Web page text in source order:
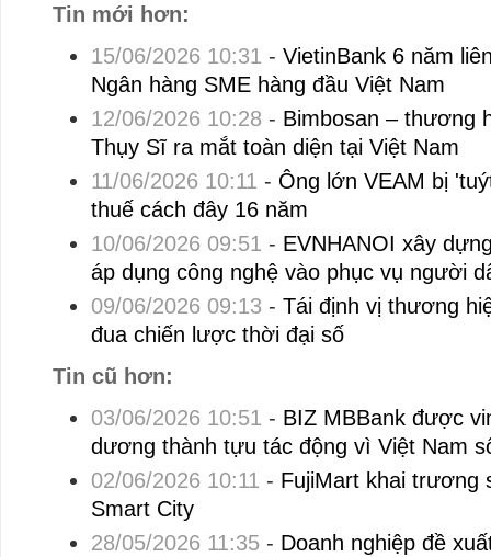
Tin mới hơn:
15/06/2026 10:31 - VietinBank 6 năm
Ngân hàng SME hàng đầu Việt Nam
12/06/2026 10:28 - Bimbosan – thương
Thụy Sĩ ra mắt toàn diện tại Việt Nam
11/06/2026 10:11 - Ông lớn VEAM bị
thuế cách đây 16 năm
10/06/2026 09:51 - EVNHANOI xây
áp dụng công nghệ vào phục vụ người
09/06/2026 09:13 - Tái định vị thương
đua chiến lược thời đại số
Tin cũ hơn:
03/06/2026 10:51 - BIZ MBBank được
dương thành tựu tác động vì Việt Nam
02/06/2026 10:11 - FujiMart khai trương
Smart City
28/05/2026 11:35- Doanh nghiệp đề